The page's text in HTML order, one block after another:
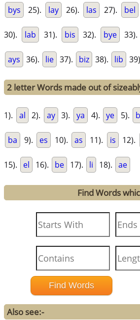
bys 25). lay 26). las 27). bel
30). lab 31). bis 32). bye 33).
ays 36). lie 37). biz 38). lib
2 letter Words made out of
1). al 2). ay 3). ya 4). ye 5).
ba 9). es 10). as 11). is 12).
15). el 16). be 17). li 18). ae
Find Words
Also see:-